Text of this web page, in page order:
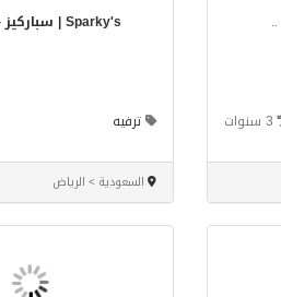
..
3 سنوات
Sparky's | سباركيز - الرياض
ترفيه
السعودية > الرياض